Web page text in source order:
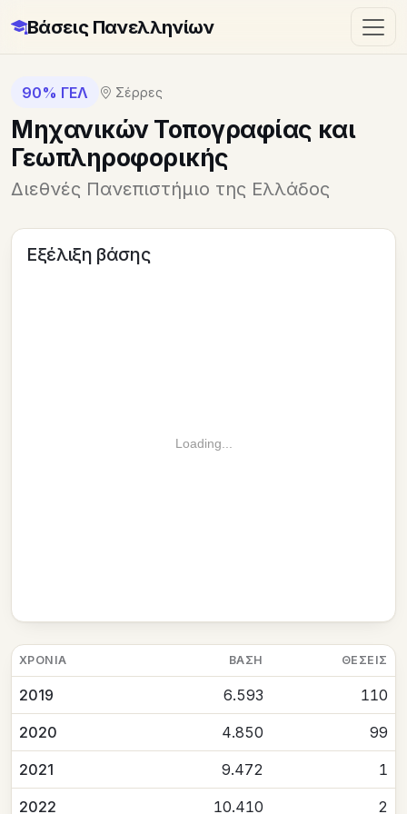
Βάσεις Πανελληνίων
90% ΓΕΛ Σέρρες
Μηχανικών Τοπογραφίας και
Γεωπληροφορικής
Διεθνές Πανεπιστήμιο της Ελλάδος
Εξέλιξη βάσης
Loading...
ΧΡΟΝΙΆ ΒΆΣΗ ΘΈΣΕΙΣ
2019 6.593 110
2020 4.850 99
2021 9.472 1
2022 10.410 2